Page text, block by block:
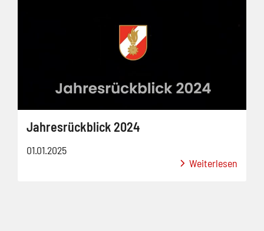
Jahresrückblick 2024
01.01.2025
Weiterlesen